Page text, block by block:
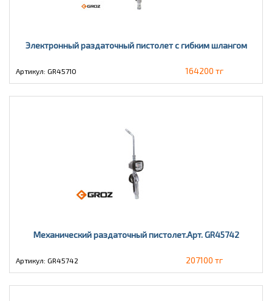
Электронный раздаточный пистолет с гибким шлангом
Артикул: GR45710 164200 тг
Механический раздаточный пистолет.Арт. GR45742
Артикул: GR45742 207100 тг